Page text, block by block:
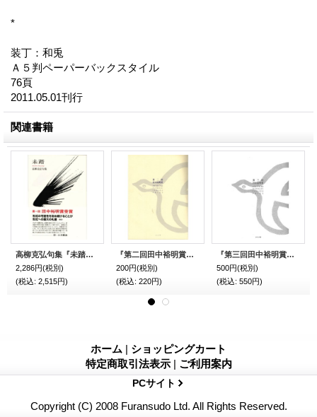
*
装丁：和兎
Ａ５判ペーパーバックスタイル
76頁
2011.05.01刊行
関連書籍
高柳克弘句集『未踏』（みとう）
2,286円(税別)
(税込: 2,515円)
『第二回田中裕明賞』（だいにかいたなかひろあきしょう）
200円(税別)
(税込: 220円)
『第三回田中裕明賞』（だいさんかいたなかひろあきしょう）
500円(税別)
(税込: 550円)
ホーム | ショッピングカート
特定商取引法表示 | ご利用案内
PCサイト
Copyright (C) 2008 Furansudo Ltd. All Rights Reserved.